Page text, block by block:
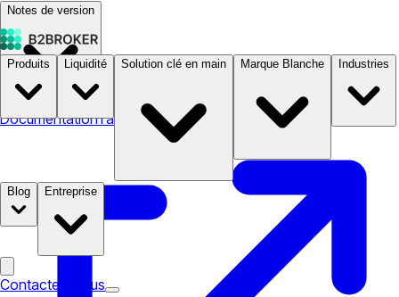
Notes de version
DocumentationTarifs B2STORE
Produits Liquidité Solution clé en main Marque Blanche Industries
Blog Entreprise
Contactez-nous